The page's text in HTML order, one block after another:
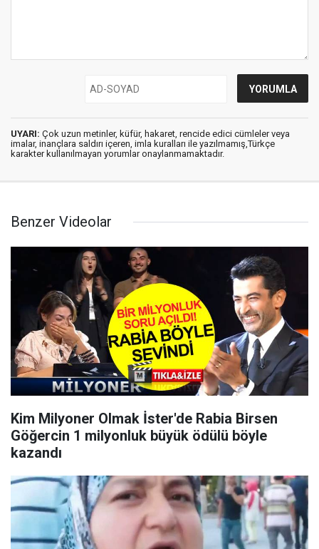
UYARI: Çok uzun metinler, küfür, hakaret, rencide edici cümleler veya
imalar, inançlara saldırı içeren, imla kuralları ile yazılmamış,Türkçe
karakter kullanılmayan yorumlar onaylanmamaktadır.
Benzer Videolar
Kim Milyoner Olmak İster'de Rabia Birsen
Göğercin 1 milyonluk büyük ödülü böyle
kazandı